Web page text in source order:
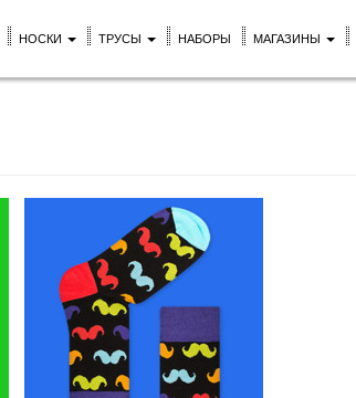
НОСКИ ТРУСЫ НАБОРЫ МАГАЗИНЫ